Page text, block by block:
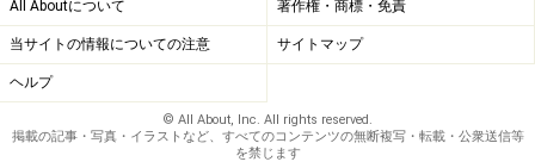
All Aboutについて 著作権・商標・免責
当サイトの情報についての注意 サイトマップ
ヘルプ
© All About, Inc. All rights reserved.
掲載の記事・写真・イラストなど、すべてのコンテンツの無断複写・転載・公衆送信等
を禁じます